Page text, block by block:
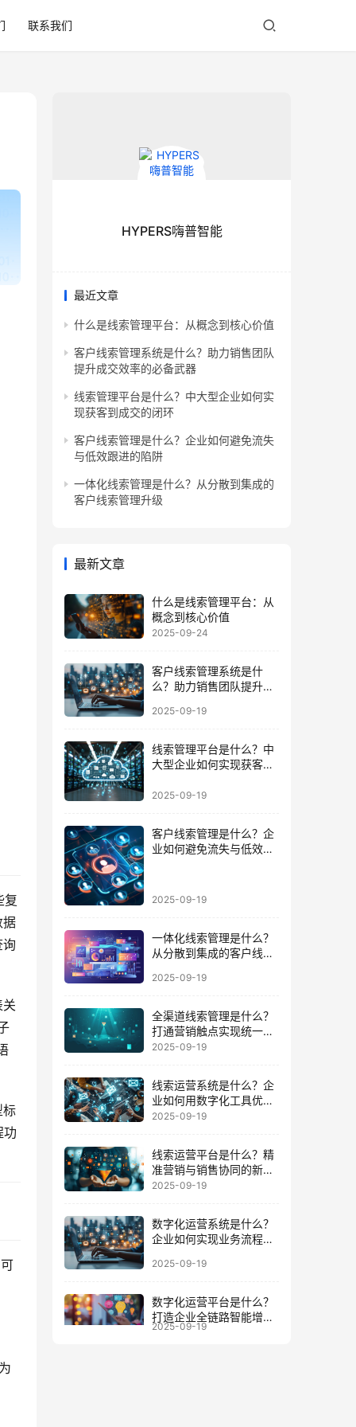
联系我们
复
据
标
功
HYPERS嗨普智能
最近文章
什么是线索管理平台：从概念到核心价值
客户线索管理系统是什么？助力销售团队
提升成交效率的必备武器
线索管理平台是什么？中大型企业如何实
现获客到成交的闭环
客户线索管理是什么？企业如何避免流失
与低效跟进的陷阱
一体化线索管理是什么？从分散到集成的
客户线索管理升级
最新文章
什么是线索管理平台：从
概念到核心价值
2025-09-24
客户线索管理系统是什
么？助力销售团队提升成
2025-09-19
线索管理平台是什么？中
大型企业如何实现获客到
2025-09-19
客户线索管理是什么？企
业如何避免流失与低效跟
2025-09-19
一体化线索管理是什么？
从分散到集成的客户线索
2025-09-19
全渠道线索管理是什么？
打通营销触点实现统一数
据运营的路径
2025-09-19
线索运营系统是什么？企
业如何用数字化工具优化
客户全周期
2025-09-19
线索运营平台是什么？精
准营销与销售协同的新增
长引擎
2025-09-19
数字化运营系统是什么？
企业如何实现业务流程与
2025-09-19
数字化运营平台是什么？
打造企业全链路智能增长
的底座
2025-09-19